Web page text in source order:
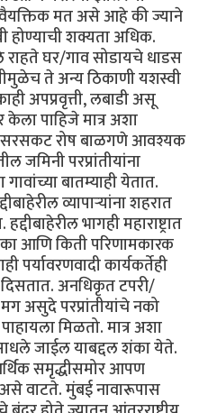
वैयक्तिक मत असे आहे की ज्याने
शक्यता अधिक.
घर/गाव सोडायचे धाडस
ते अन्य ठिकाणी यशस्वी
अपप्रवृत्ती, लबाडी असू
पाहिजे मात्र अशा
सरसकट रोष बाळगणे आवश्यक
जमिनी परप्रांतीयांना
बातम्याही येतात.
व्यापाऱ्यांना शहरात
भागही महाराष्ट्रात
आणि किती परिणामकारक
कार्यकर्तेही
दिसतात. अनधिकृत टपरी/
असुदे परप्रांतीयांचे नको
मिळतो. मात्र अशा
जाईल याबद्दल शंका येते.
समृद्धीसमोर आपण
वाटते. मुंबई नावारूपास